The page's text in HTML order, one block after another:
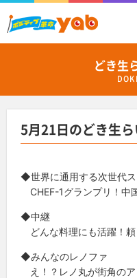
どき生
5月21日のどき生
◆世界に通用する次世代
CHEF-1グランプリ！中
◆中継
どんな料理にも活躍！頼
◆みんなのレノファ
え！？レノ丸が街角の